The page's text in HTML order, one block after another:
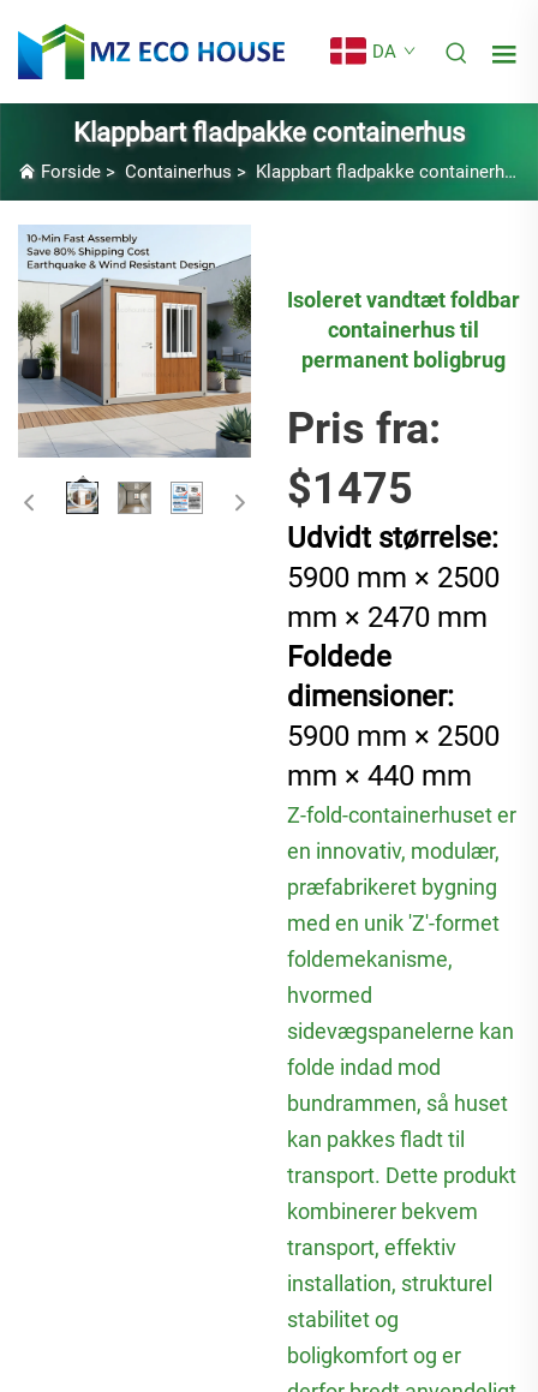
DA
Klappbart fladpakke containerhus
Forside> Containerhus > Klappbart fladpakke containerhus
Isoleret vandtæt foldbar
containerhus til
permanent boligbrug
Pris fra:
$1475
Udvidt størrelse:
5900 mm × 2500
mm × 2470 mm
Foldede
dimensioner:
5900 mm × 2500
mm × 440 mm
Z-fold-containerhuset er
en innovativ, modulær,
præfabrikeret bygning
med en unik 'Z'-formet
foldemekanisme,
hvormed
sidevægspanelerne kan
folde indad mod
bundrammen, så huset
kan pakkes fladt til
transport. Dette produkt
kombinerer bekvem
transport, effektiv
installation, strukturel
stabilitet og
boligkomfort og er